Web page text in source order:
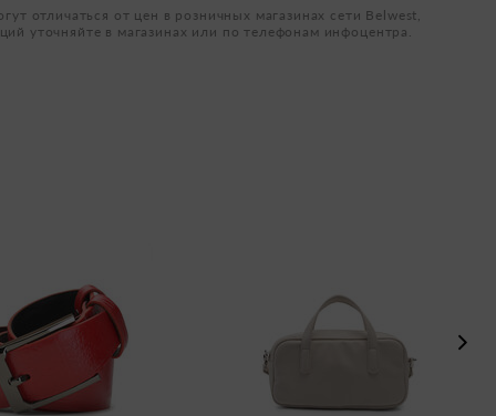
отличаться от цен в розничных магазинах сети Belwest,
уточняйте в магазинах или по телефонам инфоцентра.